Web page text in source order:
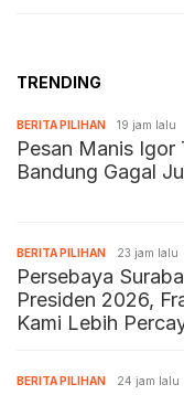
TRENDING
BERITA PILIHAN 19 jam lalu
Pesan Manis Igor
Bandung Gagal
BERITA PILIHAN 23 jam lalu
Persebaya
Presiden 2026,
Kami Lebih
BERITA PILIHAN 24 jam lalu